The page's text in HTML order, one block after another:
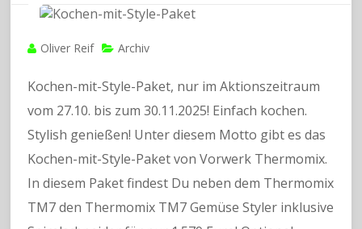
Oliver Reif Archiv
Kochen-mit-Style-Paket, nur im Aktionszeitraum
vom 27.10. bis zum 30.11.2025! Einfach kochen.
Stylish genießen! Unter diesem Motto gibt es das
Kochen-mit-Style-Paket von Vorwerk Thermomix.
In diesem Paket findest Du neben dem Thermomix
TM7 den Thermomix TM7 Gemüse Styler inklusive